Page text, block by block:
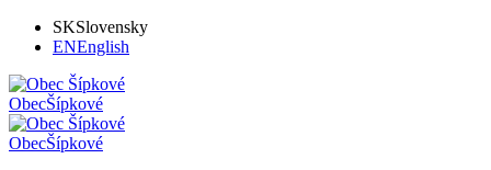
SKSlovensky
ENEnglish
ObecŠípkové
ObecŠípkové